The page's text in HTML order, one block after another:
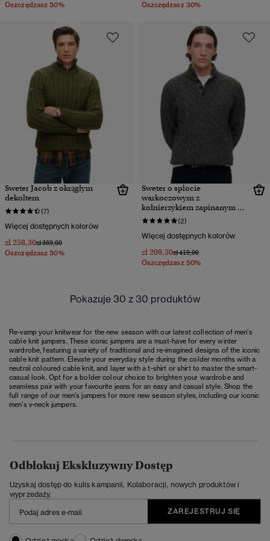
Oszczędzasz 30%
Oszczędzasz 30%
Sweter Jacob z okrągłym
dekoltem
(7)
Więcej dostępnych kolorów
zł 258,30Cena obniżona od
zł 369,00do
Oszczędzasz 30%
Sweter o splocie
warkoczowym z
kołnierzykiem zapinanym na
guziki
(2)
Więcej dostępnych kolorów
zł 209,50Cena obniżona od
zł 419,00do
Oszczędzasz 50%
Pokazuje 30 z 30 produktów
Re-vamp your knitwear for the new season with our latest collection of men's
cable knit jumpers. These iconic jumpers are a must-have for every winter
wardrobe, featuring a variety of traditional and re-imagined designs of the iconic
cable knit pattern. Elevate your everyday style during the colder months with a
neutral coloured cable knit, and layer with a t-shirt or shirt to master the smart-
casual look. Opt for a bolder colour choice to brighten your wardrobe and
seamless pair with your favourite jeans for an easy and casual style. Shop the
full range of our men's jumpers for more new season styles, including our iconic
men's v-neck jumpers.
Odblokuj Ekskluzywny Dostęp
Uzyskaj dostęp do kulis kampanii, Kolaboracji, nowych produktów i
wyprzedaży.
ZAREJESTRUJ SIĘ